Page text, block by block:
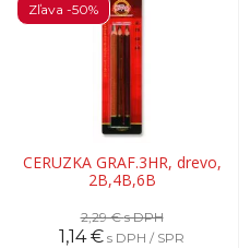
CERUZKA GRAF.3HR, drevo,
2B,4B,6B
Zľava -50%
2,29 €s DPH
1,14 € s DPH / SPR